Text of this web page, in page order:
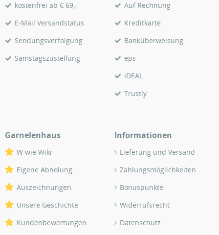
kostenfrei ab € 69,-
E-Mail Versandstatus
Sendungsverfolgung
Samstagszustellung
Auf Rechnung
Kreditkarte
Banküberweisung
eps
iDEAL
Trustly
Garnelenhaus
W wie Wiki
Eigene Abholung
Auszeichnungen
Unsere Geschichte
Kundenbewertungen
Informationen
Lieferung und Versand
Zahlungsmöglichkeiten
Bonuspunkte
Widerrufsrecht
Datenschutz